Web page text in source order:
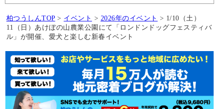
柏つうしんTOP > イベント > 2026年のイベント > 1/10（土）
11（日）あけぼの山農業公園にて「ロンドンドッグフェスティバ
ル」が開催、愛犬と楽しむ新春イベント